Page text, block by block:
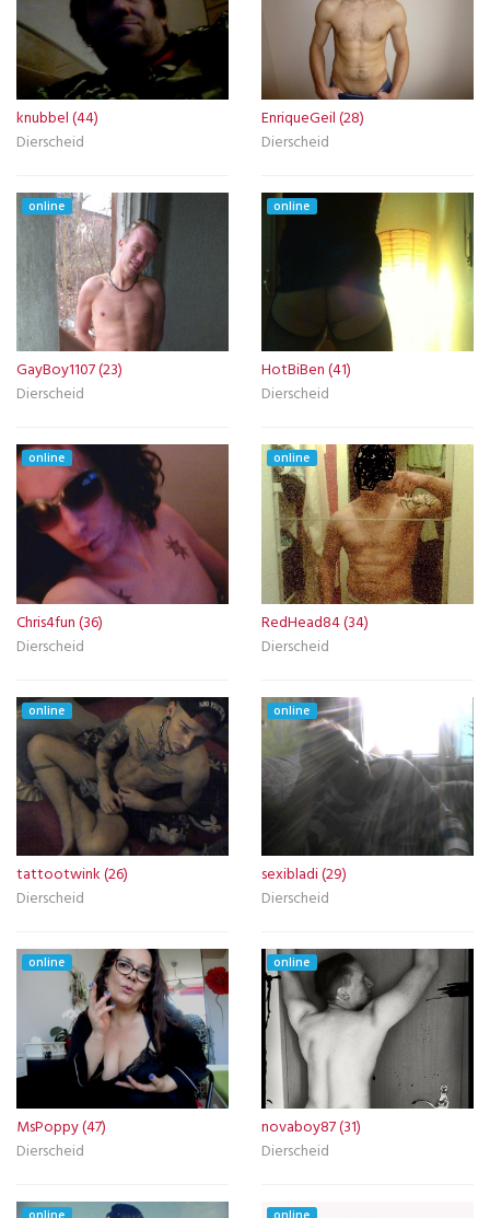
knubbel (44)
Dierscheid
EnriqueGeil (28)
Dierscheid
online
GayBoy1107 (23)
Dierscheid
online
HotBiBen (41)
Dierscheid
online
Chris4fun (36)
Dierscheid
online
RedHead84 (34)
Dierscheid
online
tattootwink (26)
Dierscheid
online
sexibladi (29)
Dierscheid
online
MsPoppy (47)
Dierscheid
online
novaboy87 (31)
Dierscheid
online online